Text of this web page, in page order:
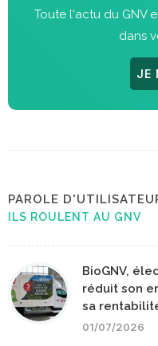
Toute l'actu du GNV
dans
JE
PAROLE
ILS ROULENT AU GNV
BioGNV,
réduit son
sa
01/07/2026